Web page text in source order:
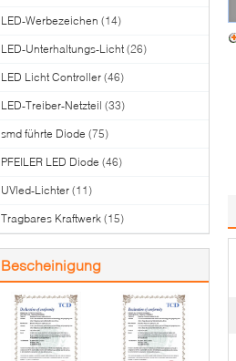
LED-Werbezeichen (14)
LED-Unterhaltungs-Licht (26)
LED Licht Controller (46)
LED-Treiber-Netzteil (33)
smd führte Diode (75)
PFEILER LED Diode (46)
UVled-Lichter (11)
Tragbares Kraftwerk (15)
Bescheinigung